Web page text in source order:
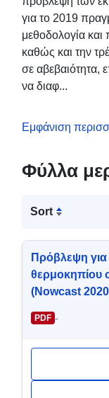
για το 2019
μεθοδολογία και
καθώς και την
σε αβεβαιότητα,
να διαφ...
Εμφάνιση
Φύλλα
Sort
Πρόβλεψη για
θερμοκηπίου
(Nowcast
PDF -